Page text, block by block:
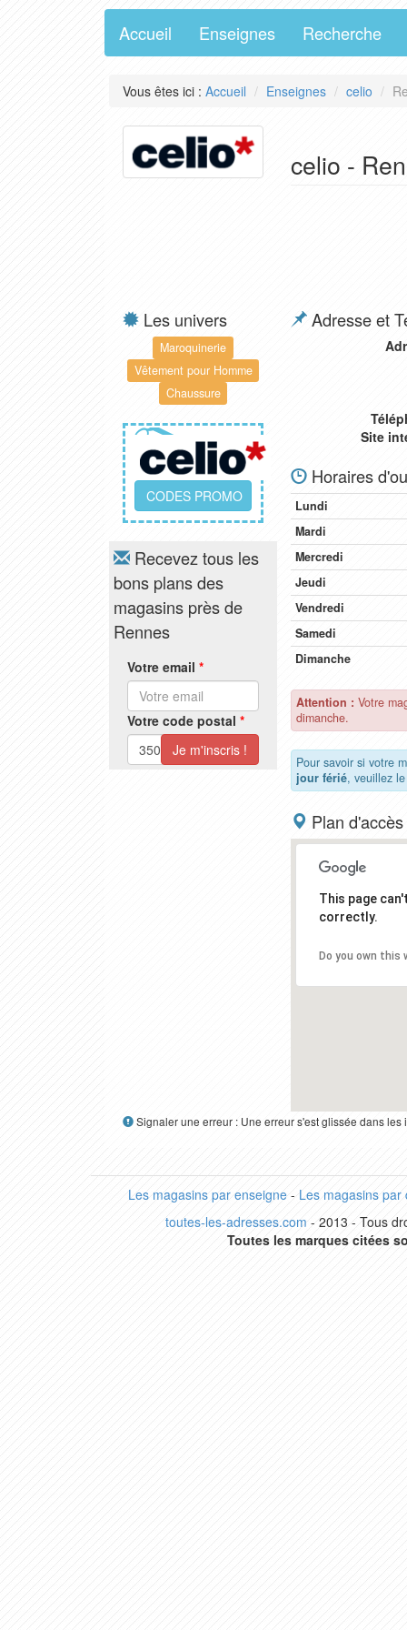
Accueil Enseignes Recherche
Vous êtes ici : Accueil Enseignes celio
celio -
Les univers
Maroquinerie
Vêtement pour Homme
Chaussure
CODES PROMO
Recevez tous les
bons plans des
magasins près de
Rennes
Votre email *
Votre code postal *
Adresse et
Site
Horaires
Lundi
Mardi
Mercredi
Jeudi
Vendredi
Samedi
Dimanche
Attention : Votre
dimanche.
Pour savoir si votre
jour férié, veuillez
Plan d'accès
This page
correctly.
Do you own this
Signaler une erreur : Une erreur s'est glissée dans
Les magasins par enseigne- Les magasins par
toutes-les-adresses.com - 2013 - Tous
Toutes les marques citées